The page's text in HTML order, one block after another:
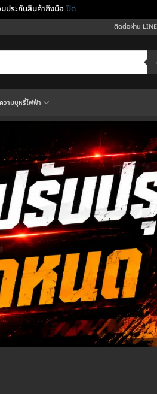
ประกันสินค้าถึงมือ ปิด
ติดต่อผ่าน
วามบุหรี่ไฟฟ้า